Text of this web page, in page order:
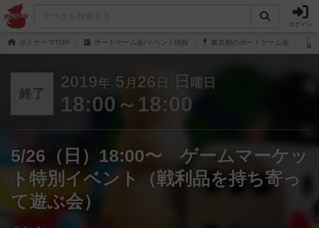
ログイン
ボドゲーマTOP ボードゲーム会/イベント情報 東京都のボードゲーム会
終了
2019年 5 月 26 日 日 曜日
18:00～18:00
5/26（日）18:00〜 ゲームマーケッ
ト特別イベント（戦利品を持ち寄っ
て遊ぶ会）